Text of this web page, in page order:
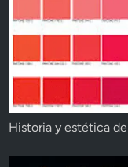
Historia y estética